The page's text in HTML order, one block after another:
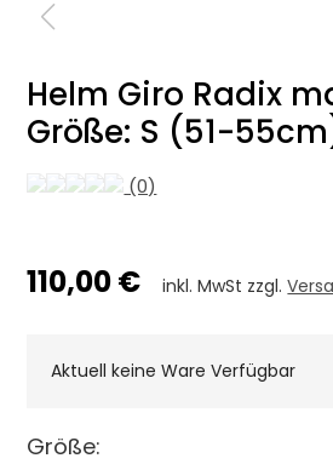
Helm Giro Radix
Größe: S (51-
(0)
110,00 € inkl. MwSt zzgl.
Aktuell keine Ware Verfügbar
Größe: